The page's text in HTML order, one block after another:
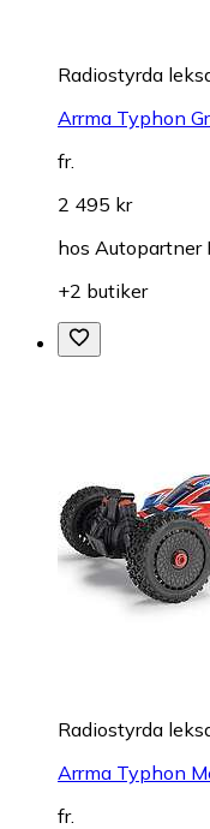
Radiostyrda
Arrma Typhon
fr.
2 495 kr
hos Autopartner
+2 butiker
Radiostyrda
Arrma Typhon
fr.